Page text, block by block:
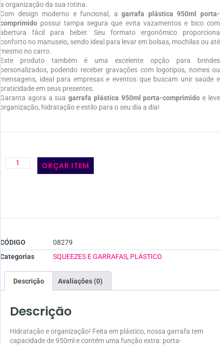
a organização da sua rotina.
Com design moderno e funcional, agarrafa plástica 950ml porta-
comprimido possui tampa segura que evita vazamentos e bico com
abertura fácil para beber. Seu formato ergonômico proporciona
conforto no manuseio, sendo ideal para levar em bolsas, mochilas ou até
mesmo no carro.
Este produto também é uma excelente opção para brindes
personalizados, podendo receber gravações com logotipos, nomes ou
mensagens, ideal para empresas e eventos que buscam unir saúde e
praticidade em seus presentes.
Garanta agora a suagarrafa plástica 950ml porta-comprimido e leve
organização, hidratação e estilo para o seu dia a dia!
ORÇAR ITEM
CÓDIGO
08279
Categorias
SQUEEZES E GARRAFAS, PLÁSTICO
Descrição Avaliações (0)
Descrição
Hidratação e organização! Feita em plástico, nossa garrafa tem
capacidade de 950ml e contém uma função extra: porta-